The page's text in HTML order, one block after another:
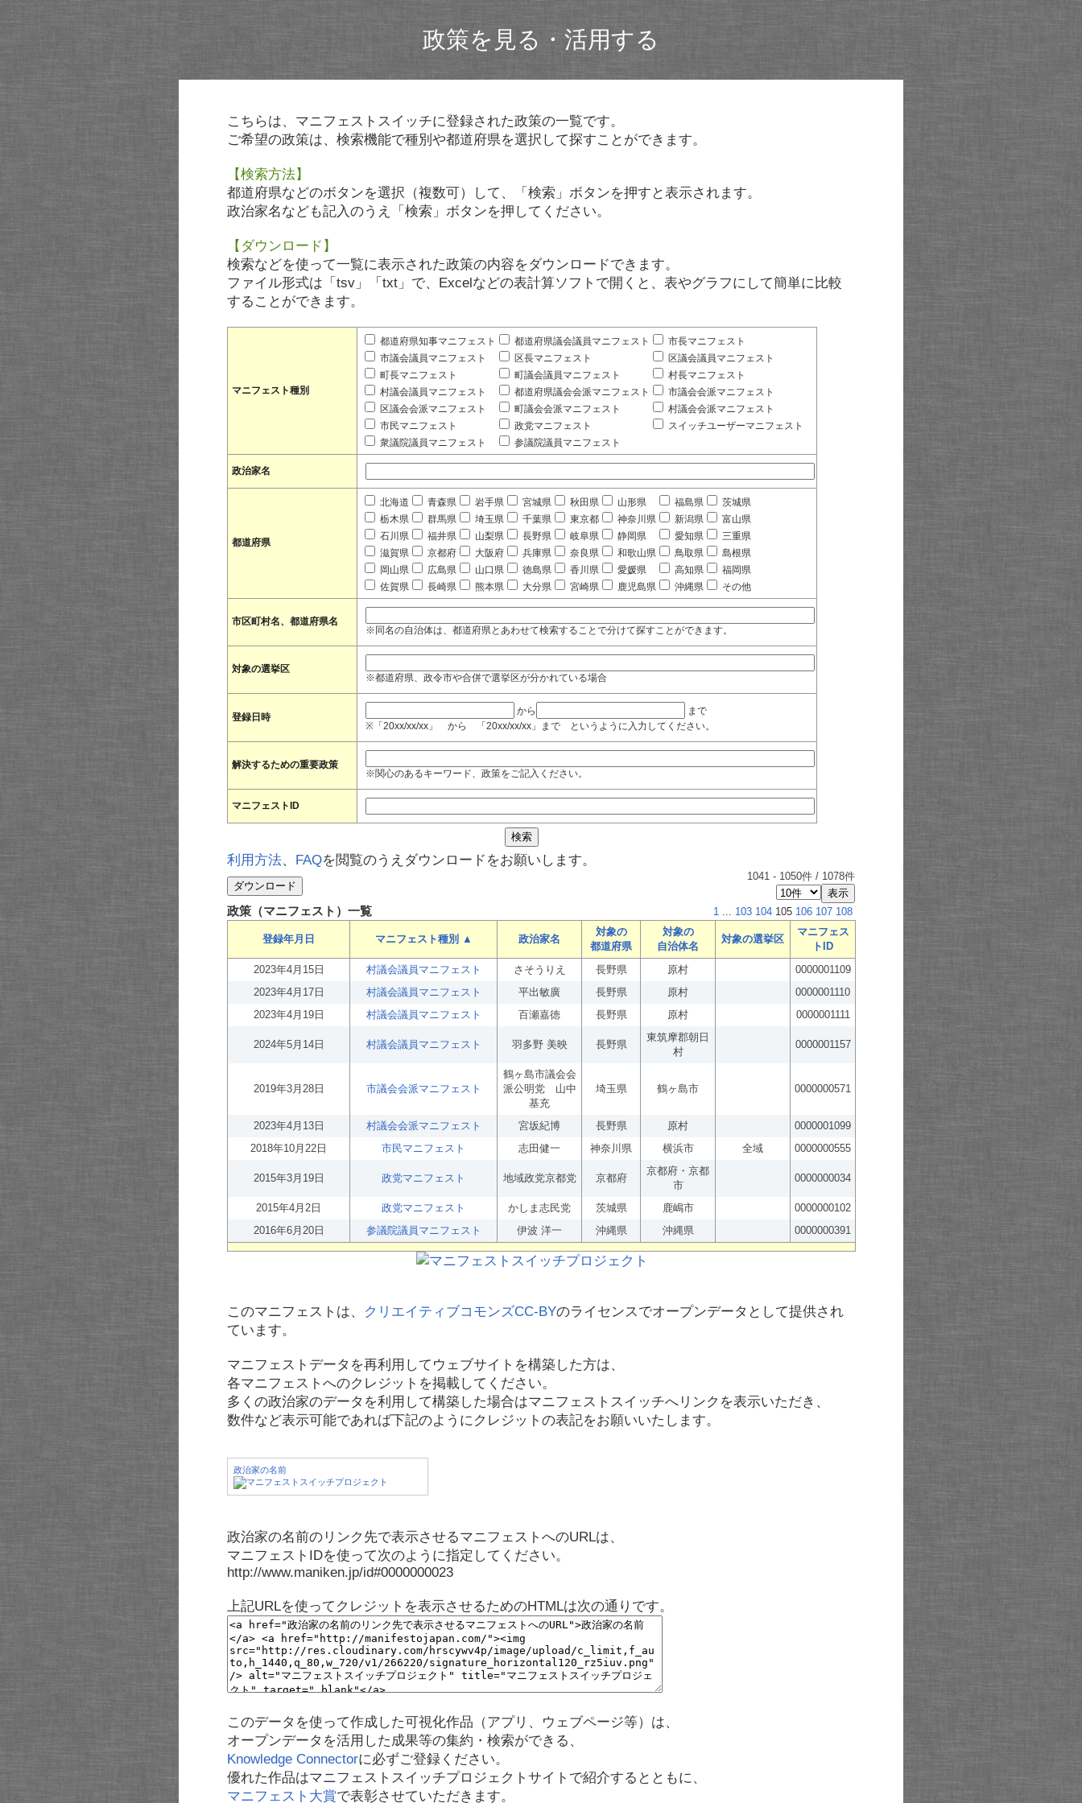
政策を見る・活用する
こちらは、マニフェストスイッチに登録された政策の一覧です。
ご希望の政策は、検索機能で種別や都道府県を選択して探すことができます。
【検索方法】
都道府県などのボタンを選択（複数可）して、「検索」ボタンを押すと表示されます。
政治家名なども記入のうえ「検索」ボタンを押してください。
【ダウンロード】
検索などを使って一覧に表示された政策の内容をダウンロードできます。
ファイル形式は「tsv」「txt」で、Excelなどの表計算ソフトで開くと、表やグラフにして簡単に比較
することができます。
マニフェスト種別
都道府県知事マニフェスト 都道府県議会議員マニフェスト
市長マニフェスト
市議会議員マニフェスト
区長マニフェスト
区議会議員マニフェスト
町長マニフェスト
町議会議員マニフェスト
村長マニフェスト
村議会議員マニフェスト
都道府県議会会派マニフェスト
市議会会派マニフェスト
区議会会派マニフェスト
町議会会派マニフェスト
村議会会派マニフェスト
市民マニフェスト
政党マニフェスト
スイッチユーザーマニフェスト
衆議院議員マニフェスト
参議院議員マニフェスト
政治家名
都道府県
北海道 青森県 岩手県 宮城県 秋田県 山形県 福島県
茨城県
栃木県
群馬県 埼玉県 千葉県 東京都 神奈川県 新潟県
富山県
石川県
福井県 山梨県 長野県 岐阜県 静岡県 愛知県
三重県
滋賀県
京都府 大阪府 兵庫県 奈良県 和歌山県 鳥取県
島根県
岡山県
広島県 山口県 徳島県 香川県 愛媛県 高知県
福岡県
佐賀県
長崎県 熊本県 大分県 宮崎県 鹿児島県 沖縄県 その他
市区町村名、都道府県名
※同名の自治体は、都道府県とあわせて検索することで分けて探すことができます。
対象の選挙区
※都道府県、政令市や合併で選挙区が分かれている場合
登録日時
から
まで
※「20xx/xx/xx」 から 「20xx/xx/xx」まで というように入力してください。
解決するための重要政策
※関心のあるキーワード、政策をご記入ください。
マニフェストID
利用方法、 FAQを閲覧のうえダウンロードをお願いします。
1041 - 1050件 / 1078件
政策（マニフェスト）一覧 1 ... 103 104 105 106 107 108
登録年月日 マニフェスト種別 ▲ 政治家名
対象の
都道府県
対象の
自治体名
対象の選挙区
マニフェス
トID
2023年4月15日
村議会議員マニフェスト さそうりえ 長野県 原村
0000001109
2023年4月17日
村議会議員マニフェスト 平出敏廣 長野県 原村
0000001110
2023年4月19日
村議会議員マニフェスト 百瀬嘉徳 長野県 原村 0000001111
2024年5月14日 村議会議員マニフェスト 羽多野 美映 長野県
東筑摩郡朝日
村
0000001157
2019年3月28日 市議会会派マニフェスト
鶴ヶ島市議会会
派公明党 山中
基充
埼玉県 鶴ヶ島市 0000000571
2023年4月13日 村議会会派マニフェスト 宮坂紀博 長野県 原村
0000001099
2018年10月22日
市民マニフェスト 志田健一 神奈川県 横浜市 全域 0000000555
2015年3月19日 政党マニフェスト 地域政党京都党 京都府
京都府・京都
市
0000000034
2015年4月2日 政党マニフェスト かしま志民党 茨城県 鹿嶋市
0000000102
2016年6月20日
参議院議員マニフェスト 伊波 洋一 沖縄県 沖縄県 0000000391
このマニフェストは、 クリエイティブコモンズCC-BYのライセンスでオープンデータとして提供され
ています。
マニフェストデータを再利用してウェブサイトを構築した方は、
各マニフェストへのクレジットを掲載してください。
多くの政治家のデータを利用して構築した場合はマニフェストスイッチへリンクを表示いただき、
数件など表示可能であれば下記のようにクレジットの表記をお願いいたします。
政治家の名前
政治家の名前のリンク先で表示させるマニフェストへのURLは、
マニフェストIDを使って次のように指定してください。
http://www.maniken.jp/id#0000000023
上記URLを使ってクレジットを表示させるためのHTMLは次の通りです。
このデータを使って作成した可視化作品（アプリ、ウェブページ等）は、
オープンデータを活用した成果等の集約・検索ができる、
Knowledge Connectorに必ずご登録ください。
優れた作品はマニフェストスイッチプロジェクトサイトで紹介するとともに、
マニフェスト大賞で表彰させていただきます。